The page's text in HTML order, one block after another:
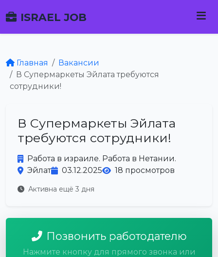
ISRAEL JOB
Главная
Вакансии
В Супермаркеты Эйлата требуются
сотрудники!
В Супермаркеты Эйлата
требуются сотрудники!
Работа в израиле. Работа в Нетании.
Эйлат
03.12.2025 18 просмотров
Активна ещё 3 дня
Позвонить работодателю
Нажмите кнопку для прямого звонка или